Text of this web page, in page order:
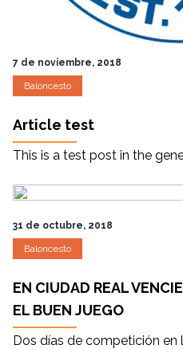
7 de noviembre, 2018
Baloncesto
Article test
This is a test post in the
31 de octubre, 2018
Baloncesto
EN CIUDAD REAL
EL BUEN JUEGO
Dos días de competición